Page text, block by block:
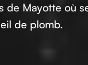
de Mayotte où
de plomb.